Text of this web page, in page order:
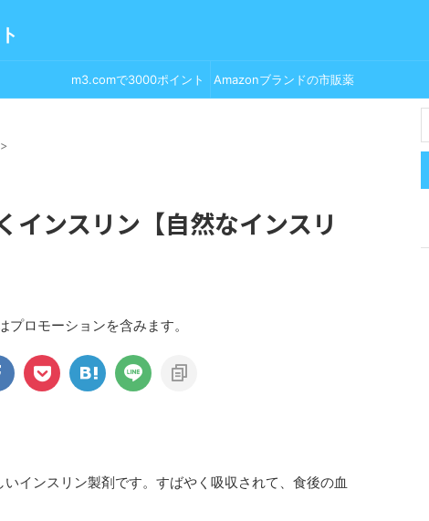
m3.comで3000ポイント Amazonブランドの市販薬
>
インスリン【自然なインスリ
プロモーションを含みます。
インスリン製剤です。すばやく吸収されて、食後の血